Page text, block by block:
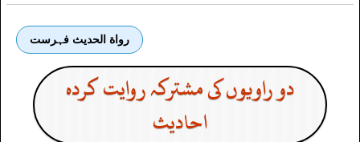
رواة الحديث فہرست
دو راویوں کی مشترکہ روایت کردہ
احادیث